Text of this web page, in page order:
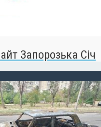
Запорозька Січ